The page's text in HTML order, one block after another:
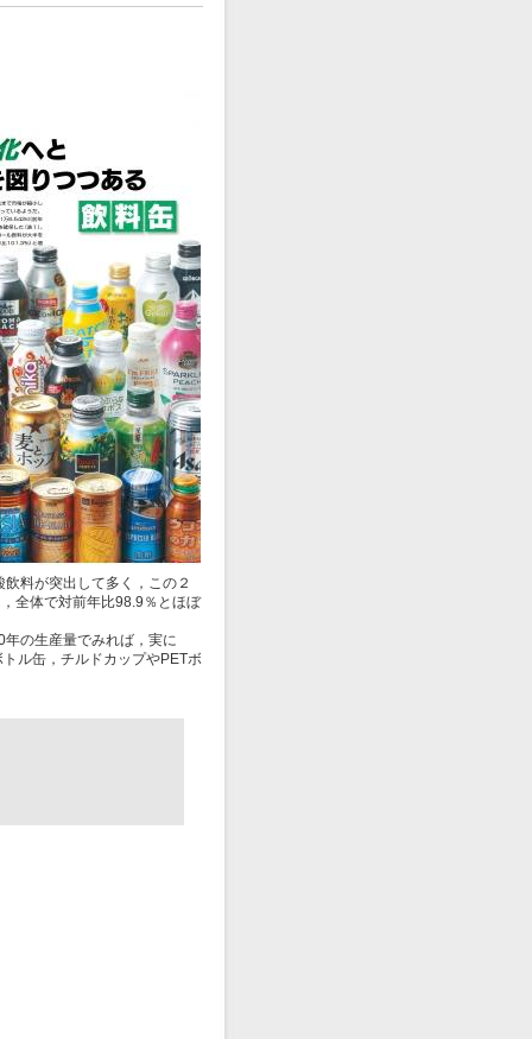
料が突出して多く，この２
全体で対前年比98.9％とほぼ
の生産量でみれば，実に
ル缶，チルドカップやPETボ